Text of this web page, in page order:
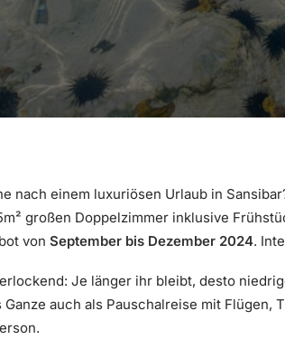
nach einem luxuriösen Urlaub in
großen Doppelzimmer inklusive
von September bis Dezember 2024.
Je länger ihr bleibt, desto
Ganze auch als Pauschalreise mit